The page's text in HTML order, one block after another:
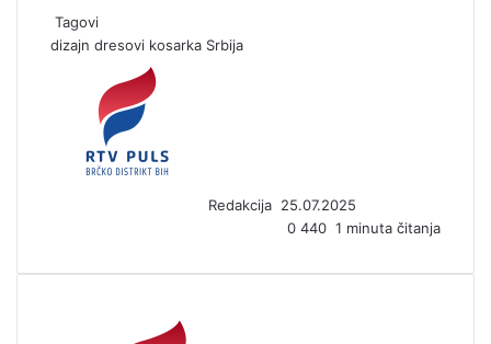
Tagovi
dizajn dresovi kosarka Srbija
Redakcija e
m
i
25.07.2025
0 440 1 minuta čitanja